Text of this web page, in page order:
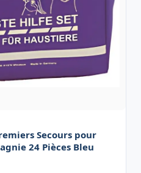
Secours pour
24 Pièces Bleu